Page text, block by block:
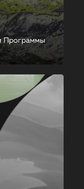
Программы